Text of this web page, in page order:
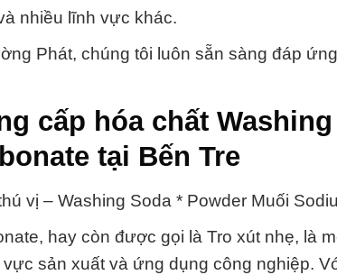
nhiều lĩnh vực khác.
Phát, chúng tôi luôn sẵn sàng đáp
cấp hóa chất Washing
tại Bến Tre
vị – Washing Soda * Powder Muối
hay còn được gọi là Tro xút nhẹ, là
sản xuất và ứng dụng công nghiệp.